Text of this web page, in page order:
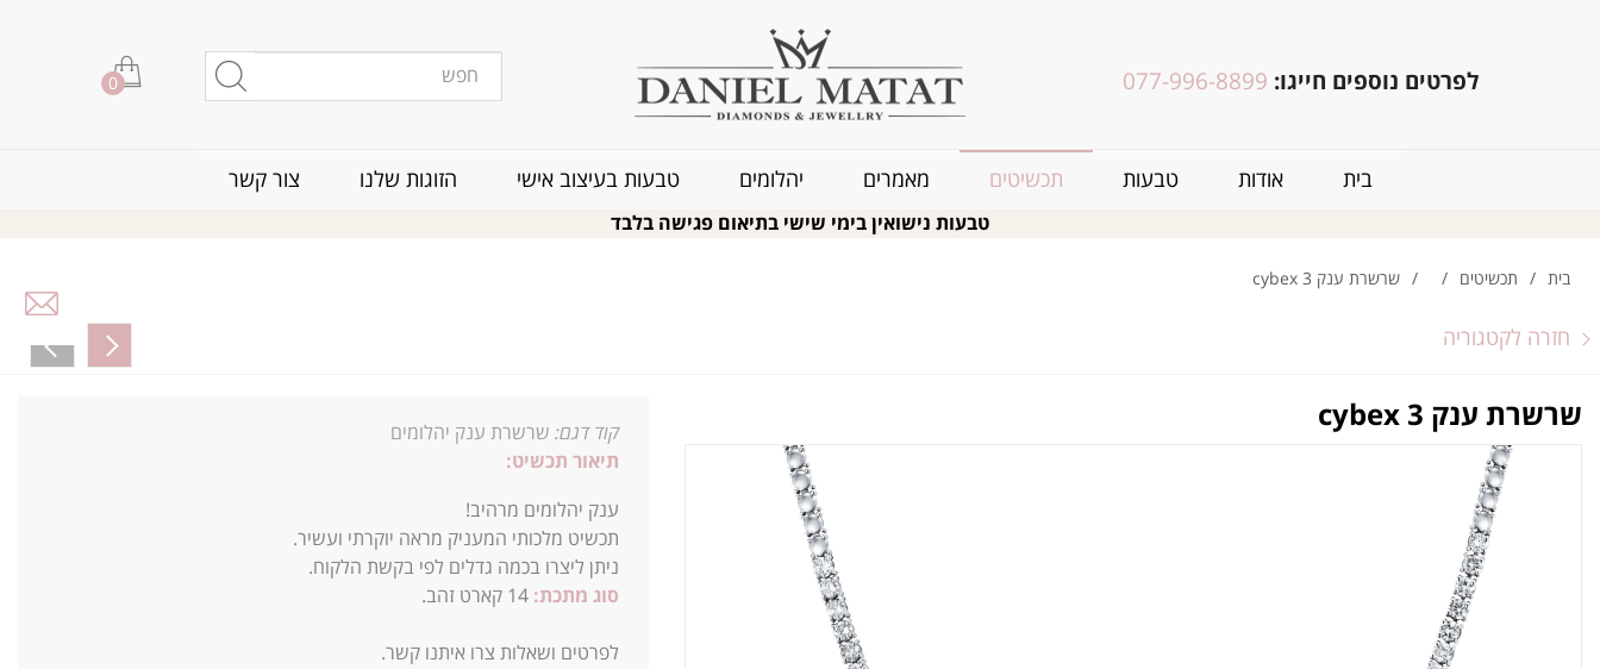
לפרטים נוספים חייגו: 077-996-8899
0
בית אודות טבעות תכשיטים מאמרים יהלומים טבעות בעיצוב אישי הזוגות שלנו צור קשר
טבעות נישואין בימי שישי בתיאום פגישה בלבד
בית / תכשיטים /
/ שרשרת ענק 3 cybex
חזרה לקטגוריה
שרשרת ענק 3 cybex קוד דגם: שרשרת ענק יהלומים
תיאור תכשיט:
ענק יהלומים מרהיב!
תכשיט מלכותי המעניק מראה יוקרתי ועשיר.
ניתן ליצרו בכמה גדלים לפי בקשת הלקוח.
סוג מתכת: 14 קארט זהב.
לפרטים ושאלות צרו איתנו קשר.